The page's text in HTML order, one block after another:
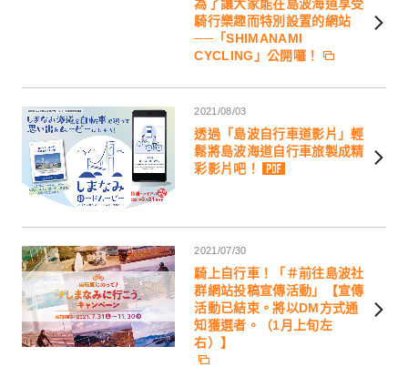
為了讓大家能在島波海道享受
騎行樂趣而特別設置的網站
──「SHIMANAMI
CYCLING」公開囉！
2021/08/03
透過「島波自行車道影片」輕
鬆將島波海道自行車旅製成精
彩影片吧！
2021/07/30
騎上自行車！「＃前往島波社
群網站投稿宣傳活動」【宣傳
活動已結束。將以DM方式通
知獲選者。（1月上旬左
右）】